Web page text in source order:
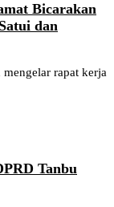
Bicarakan
dan
rapat kerja
Tanbu